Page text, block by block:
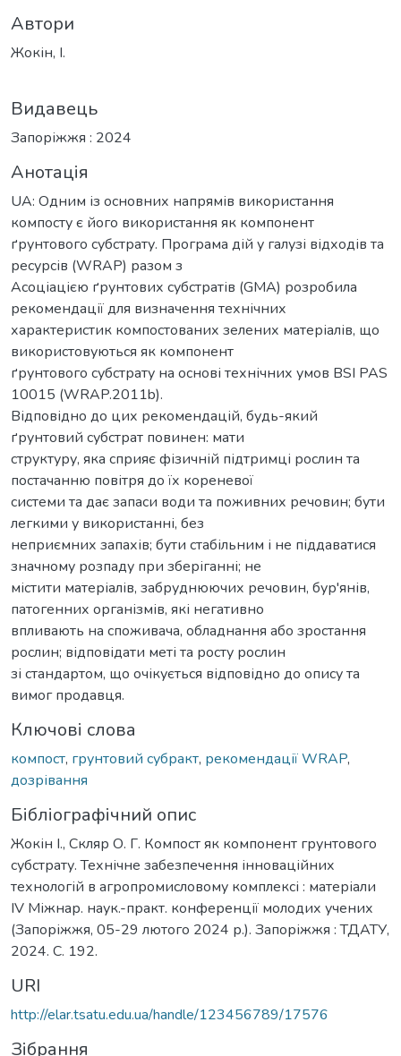
Автори
Жокін, І.
Видавець
Запоріжжя : 2024
Анотація
UA: Одним із основних напрямів використання
компосту є його використання як компонент
ґрунтового субстрату. Програма дій у галузі відходів та
ресурсів (WRAP) разом з
Асоціацією ґрунтових субстратів (GMA) розробила
рекомендації для визначення технічних
характеристик компостованих зелених матеріалів, що
використовуються як компонент
ґрунтового субстрату на основі технічних умов BSI PAS
10015 (WRAP.2011b).
Відповідно до цих рекомендацій, будь-який
ґрунтовий субстрат повинен: мати
структуру, яка сприяє фізичній підтримці рослин та
постачанню повітря до їх кореневої
системи та дає запаси води та поживних речовин; бути
легкими у використанні, без
неприємних запахів; бути стабільним і не піддаватися
значному розпаду при зберіганні; не
містити матеріалів, забруднюючих речовин, бур'янів,
патогенних організмів, які негативно
впливають на споживача, обладнання або зростання
рослин; відповідати меті та росту рослин
зі стандартом, що очікується відповідно до опису та
вимог продавця.
Ключові слова
компост, грунтовий субракт, рекомендації WRAP,
дозрівання
Бібліографічний опис
Жокін І., Скляр О. Г. Компост як компонент грунтового
субстрату. Технічне забезпечення інноваційних
технологій в агропромисловому комплексі : матеріали
IV Міжнар. наук.-практ. конференції молодих учених
(Запоріжжя, 05-29 лютого 2024 р.). Запоріжжя : ТДАТУ,
2024. С. 192.
URI
http://elar.tsatu.edu.ua/handle/123456789/17576
Зібрання